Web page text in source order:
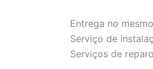
Entrega no
Serviço de
Serviços de